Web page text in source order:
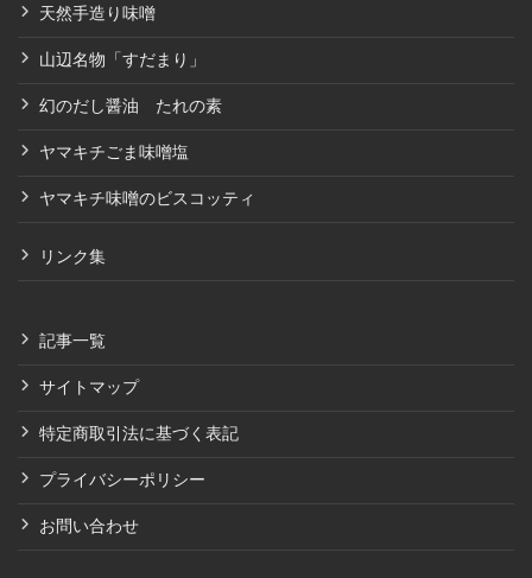
天然手造り味噌
山辺名物「すだまり」
幻のだし醤油 たれの素
ヤマキチごま味噌塩
ヤマキチ味噌のビスコッティ
リンク集
記事一覧
サイトマップ
特定商取引法に基づく表記
プライバシーポリシー
お問い合わせ